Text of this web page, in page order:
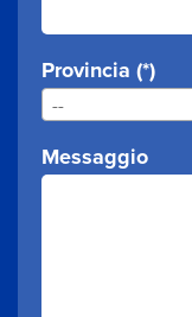
Provincia (*)
--
Messaggio